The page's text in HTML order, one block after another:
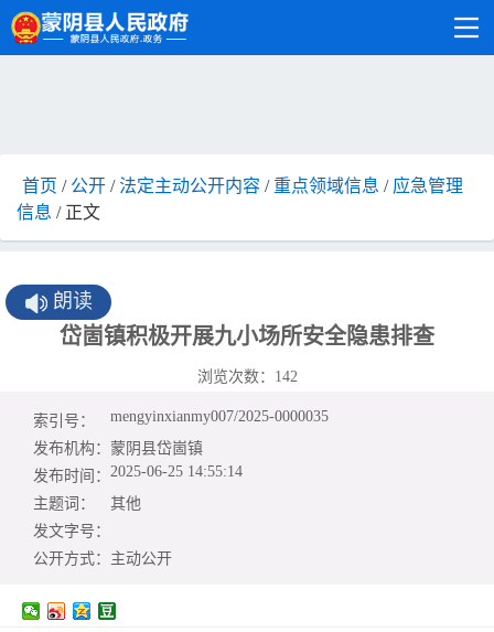
首页 / 公开 /法定主动公开内容 / 重点领域信息 / 应急管理
信息 / 正文
朗读
岱崮镇积极开展九小场所安全隐患排查
浏览次数： 142
索引号：
mengyinxianmy007/2025-0000035
发布机构： 蒙阴县岱崮镇
发布时间： 2025-06-25 14:55:14
主题词：
其他
发文字号：
公开方式： 主动公开